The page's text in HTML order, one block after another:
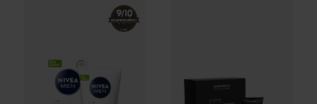
Sensitive Mosituriser Face Cream